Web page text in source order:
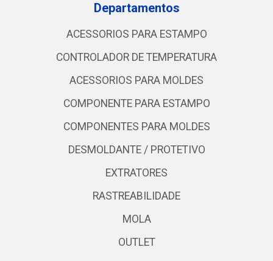
Departamentos
ACESSORIOS PARA ESTAMPO
CONTROLADOR DE TEMPERATURA
ACESSORIOS PARA MOLDES
COMPONENTE PARA ESTAMPO
COMPONENTES PARA MOLDES
DESMOLDANTE / PROTETIVO
EXTRATORES
RASTREABILIDADE
MOLA
OUTLET